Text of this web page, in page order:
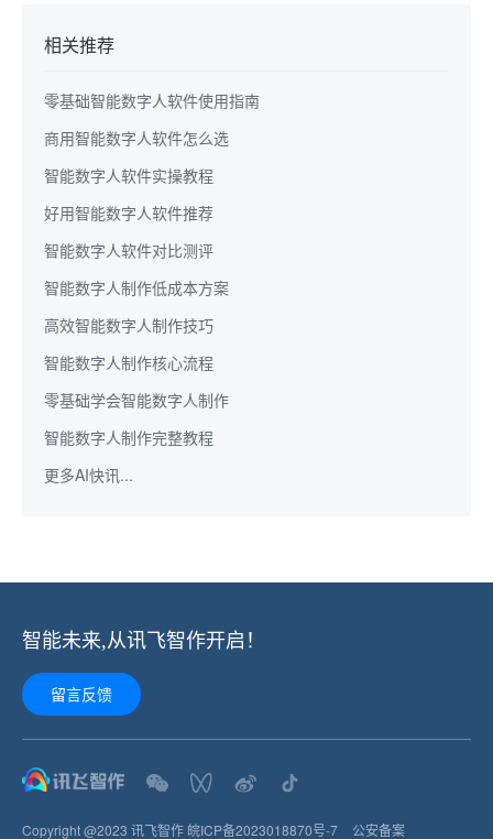
相关推荐
零基础智能数字人软件使用指南
商用智能数字人软件怎么选
智能数字人软件实操教程
好用智能数字人软件推荐
智能数字人软件对比测评
智能数字人制作低成本方案
高效智能数字人制作技巧
智能数字人制作核心流程
零基础学会智能数字人制作
智能数字人制作完整教程
更多AI快讯...
智能未来,从讯飞智作开启！
留言反馈
Copyright @2023 讯飞智作 皖ICP备2023018870号-7 公安备案